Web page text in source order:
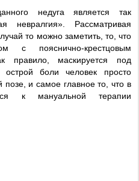
недуга является так
невралгия». Рассматривая
то можно заметить, то, что
пояснично-крестцовым
правило, маскируется под
боли человек просто
позе, и самое главное то, что в
к мануальной терапии